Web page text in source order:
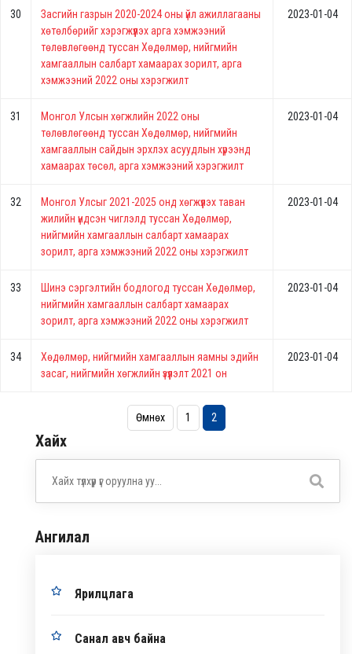
30
Засгийн газрын 2020-2024 оны үйл ажиллагааны
хөтөлбөрийг хэрэгжүүлэх арга хэмжээний
төлөвлөгөөнд туссан Хөдөлмөр, нийгмийн
хамгааллын салбарт хамаарах зорилт, арга
хэмжээний 2022 оны хэрэгжилт
2023-01-04
31
Монгол Улсын хөгжлийн 2022 оны
төлөвлөгөөнд туссан Хөдөлмөр, нийгмийн
хамгааллын сайдын эрхлэх асуудлын хүрээнд
хамаарах төсөл, арга хэмжээний хэрэгжилт
2023-01-04
32
Монгол Улсыг 2021-2025 онд хөгжүүлэх таван
жилийн үндсэн чиглэлд туссан Хөдөлмөр,
нийгмийн хамгааллын салбарт хамаарах
зорилт, арга хэмжээний 2022 оны хэрэгжилт
2023-01-04
33
Шинэ сэргэлтийн бодлогод туссан Хөдөлмөр,
нийгмийн хамгааллын салбарт хамаарах
зорилт, арга хэмжээний 2022 оны хэрэгжилт
2023-01-04
34
Хөдөлмөр, нийгмийн хамгааллын яамны эдийн
засаг, нийгмийн хөгжлийн үзүүлэлт 2021 он
2023-01-04
Өмнөх 1 2
Хайх
Ангилал
Ярилцлага
Санал авч байна